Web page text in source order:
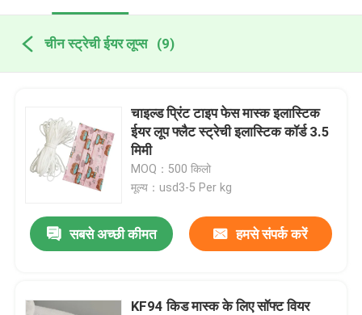
चीन स्ट्रेची ईयर लूप्स (9)
चाइल्ड प्रिंट टाइप फेस मास्क इलास्टिक
ईयर लूप फ्लैट स्ट्रेची इलास्टिक कॉर्ड 3.5
मिमी
MOQ：500 किलो
मूल्य：usd3-5 Per kg
सबसे अच्छी कीमत हमसे संपर्क करें
KF94 किड मास्क के लिए सॉफ्ट वियर